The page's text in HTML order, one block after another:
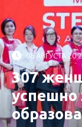
06 АВГУСТА
307